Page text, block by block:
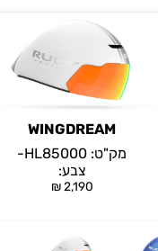
WINGDREAM
מק"ט: HL85000-
צבע:
₪2,190